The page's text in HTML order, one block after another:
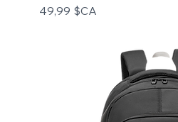
Prix
49,99 $CA